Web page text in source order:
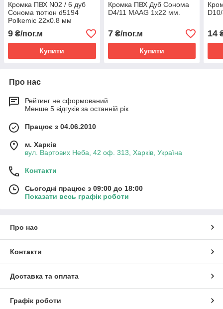
Кромка ПВХ N02 / 6 дуб
Сонома тютюн d5194
Polkemic 22х0.8 мм
9 ₴/пог.м
Купити
Кромка ПВХ Дуб Сонома
D4/11 MAAG 1х22 мм.
7₴/пог.м
Купити
14
Про нас
Рейтинг не сформований
Менше 5 відгуків за останній рік
Працює з 04.06.2010
м. Харків
вул. Вартових Неба, 42 оф. 313, Харків, Україна
Контакти
Сьогодні працює з 09:00 до 18:00
Показати весь графік роботи
Про нас
Контакти
Доставка та оплата
Графік роботи